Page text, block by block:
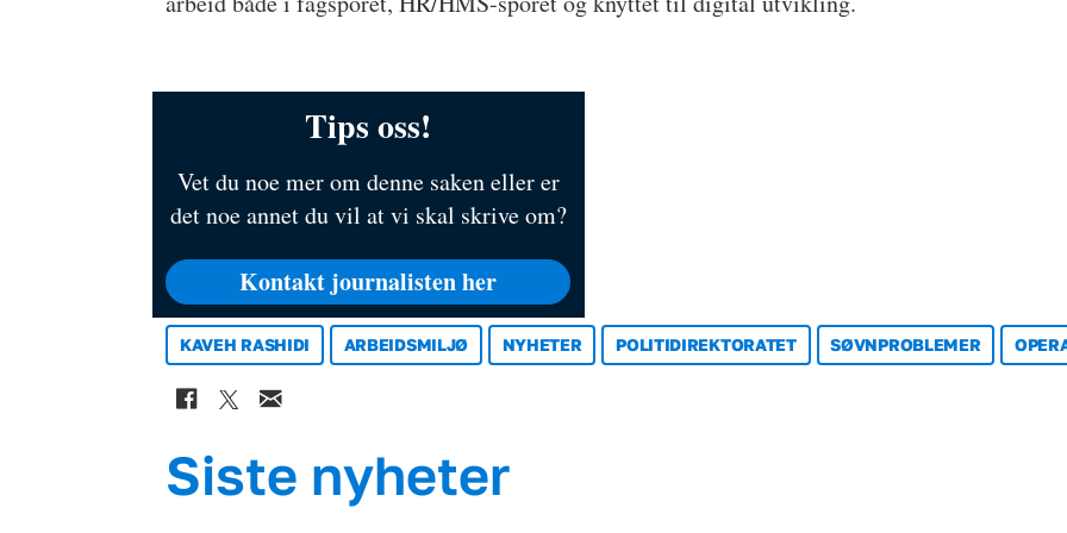
Tips oss!
Vet du noe mer om denne saken eller er
det noe annet du vil at vi skal skrive om?
Kontakt journalisten her
KAVEH RASHIDI ARBEIDSMILJØ NYHETER POLITIDIREKTORATET SØVNPROBLEMER
Siste nyheter